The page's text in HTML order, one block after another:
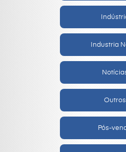
Industria
Outros
Pós-